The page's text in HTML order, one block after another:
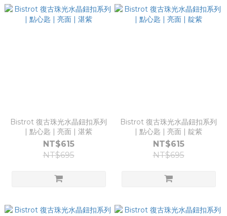
Bistrot 復古珠光水晶鈕扣系列
| 點心匙 | 亮面 | 湛紫
NT$615
NT$695
Bistrot 復古珠光水晶鈕扣系列
| 點心匙 | 亮面 | 靛紫
NT$615
NT$695